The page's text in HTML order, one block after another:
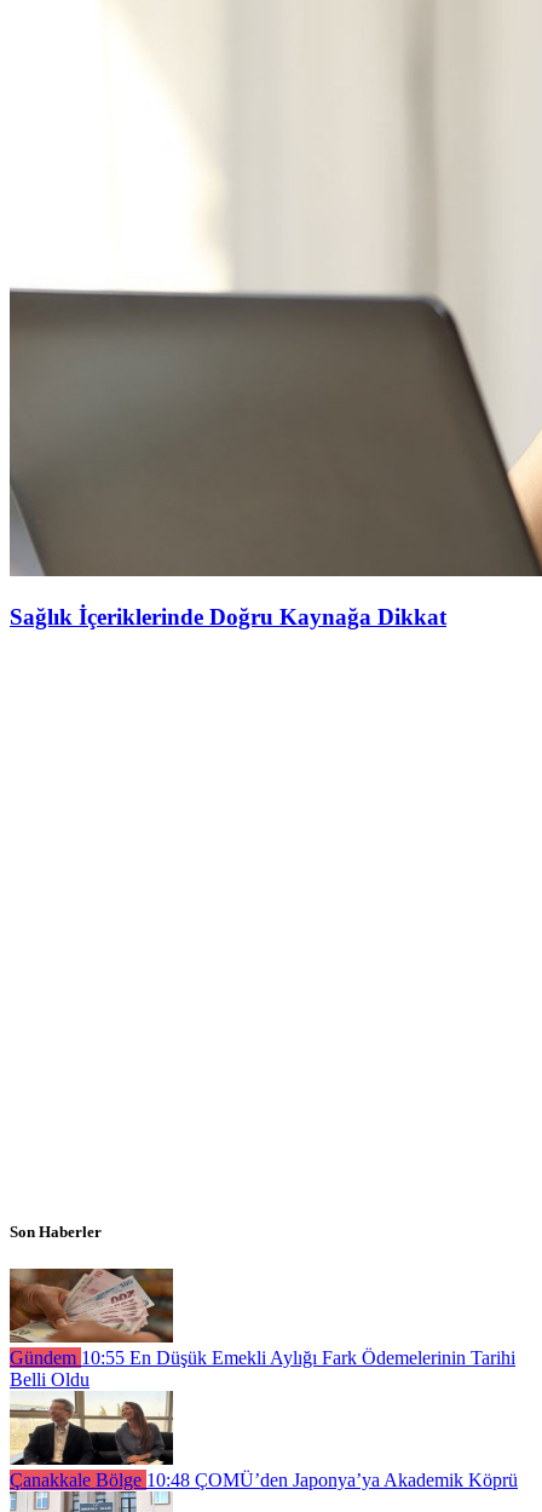
Sağlık İçeriklerinde Doğru Kaynağa Dikkat
Son Haberler
Gündem 10:55 En Düşük Emekli Aylığı Fark Ödemelerinin Tarihi
Belli Oldu
Çanakkale Bölge 10:48 ÇOMÜ’den Japonya’ya Akademik Köprü